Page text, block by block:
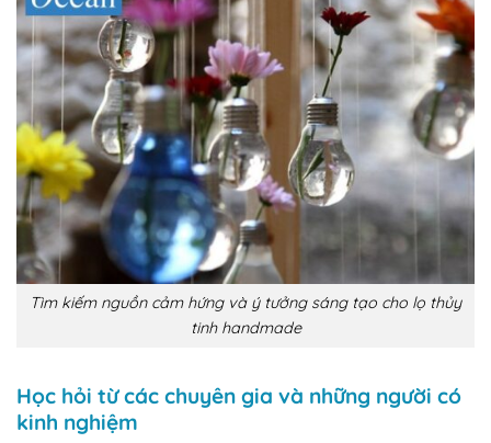
Tìm kiếm nguồn cảm hứng và ý tưởng sáng tạo cho lọ thủy
tinh handmade
Học hỏi từ các chuyên gia và những người có
kinh nghiệm